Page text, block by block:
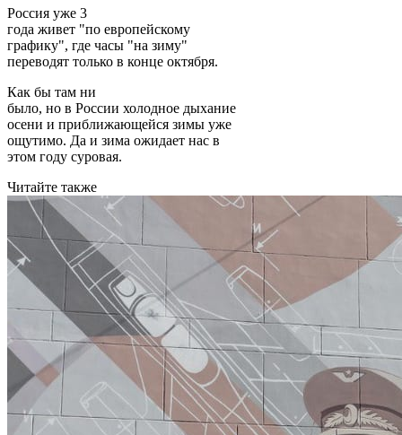
Россия уже 3
года живет "по европейскому
графику", где часы "на зиму"
переводят только в конце октября.
Как бы там ни
было, но в России холодное дыхание
осени и приближающейся зимы уже
ощутимо. Да и зима ожидает нас в
этом году суровая.
Читайте также